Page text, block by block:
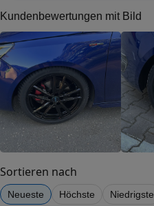
Breite (in Zoll)
Größe (in Zoll)
Einpresstiefe (in mm)
Lochkreis (Anzahl der Löcher)
Lochkreis-Durchmesser (in mm)
Mittenloch-Durchmesser (in
mm)
Kundenbewertungen mit Bild
Sortieren nach
Neueste Höchste Niedrigste